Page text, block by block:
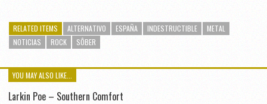
RELATED ITEMS ALTERNATIVO ESPAÑA INDESTRUCTIBLE
METAL
NOTICIAS
ROCK SÔBER
YOU MAY ALSO LIKE...
Larkin Poe – Southern Comfort